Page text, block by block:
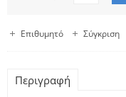
Επιθυμητό Σύγκριση
Περιγραφή